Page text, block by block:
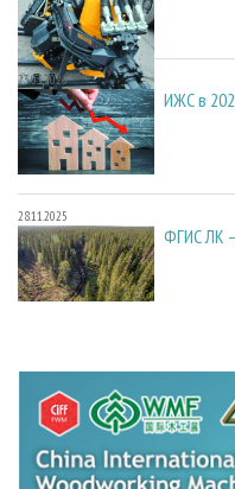
23.03.2026
ИЖС в
28.11.2025
ФГИС ЛК